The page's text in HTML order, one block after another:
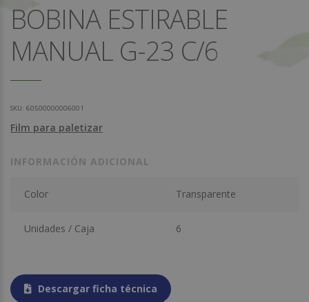
BOBINA ESTIRABLE
MANUAL G-23 C/6
SKU: 60500000006001
Film para paletizar
INFORMACIÓN ADICIONAL
Color Transparente
Unidades / Caja 6
Descargar ficha técnica